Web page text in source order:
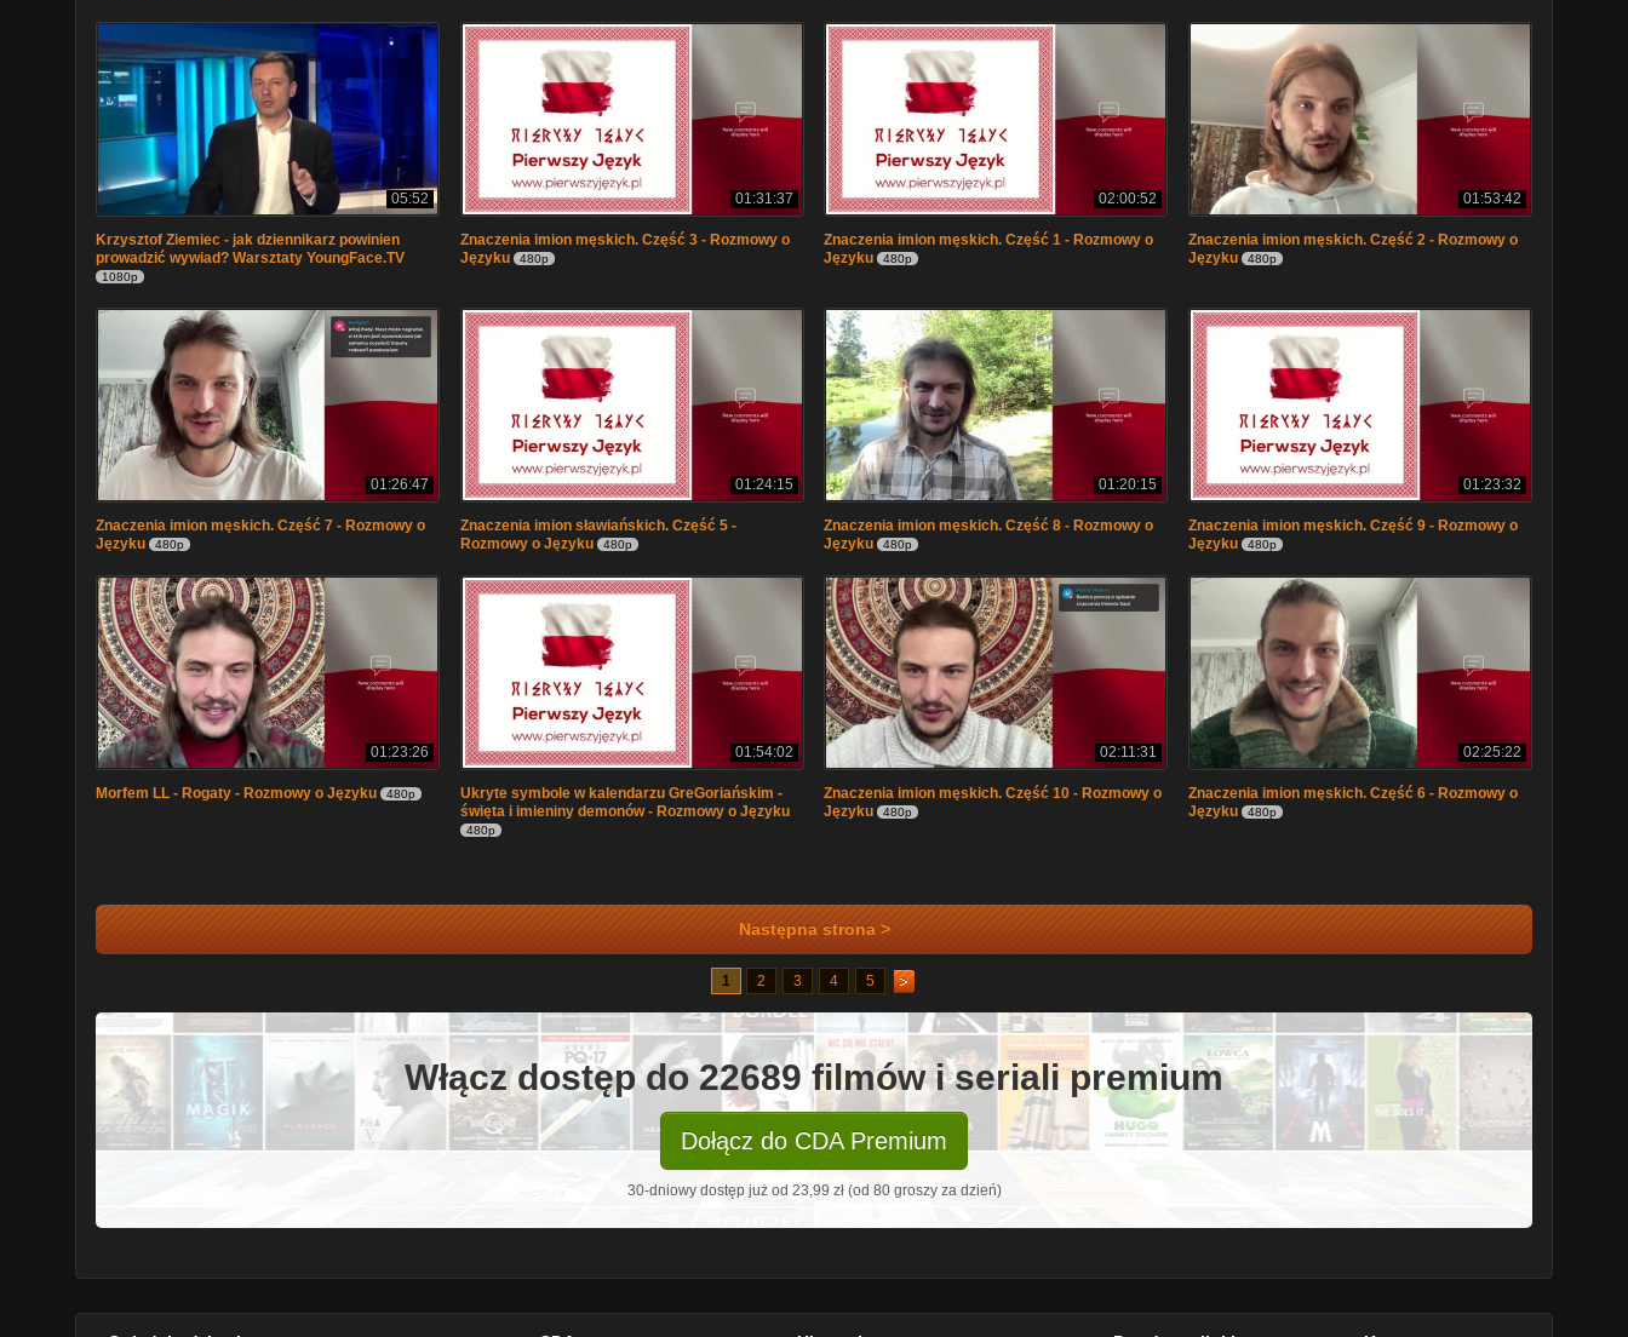
05:52
Krzysztof Ziemiec - jak dziennikarz powinien
prowadzić wywiad? Warsztaty YoungFace.TV
1080p
01:31:37
Znaczenia imion męskich. Część 3 - Rozmowy o
Języku
480p
02:00:52
Znaczenia imion męskich. Część 1 - Rozmowy o
Języku
480p
01:53:42
Znaczenia imion męskich. Część 2 - Rozmowy o
Języku
480p
01:26:47
Znaczenia imion męskich. Część 7 - Rozmowy o
Języku
480p
01:24:15
Znaczenia imion sławiańskich. Część 5 -
Rozmowy o Języku
480p
01:20:15
Znaczenia imion męskich. Część 8 - Rozmowy o
Języku
480p
01:23:32
Znaczenia imion męskich. Część 9 - Rozmowy o
Języku
480p
01:23:26
Morfem LL - Rogaty - Rozmowy o Języku 480p
01:54:02
Ukryte symbole w kalendarzu GreGoriańskim -
święta i imieniny demonów - Rozmowy o Języku
480p
02:11:31
Znaczenia imion męskich. Część 10 - Rozmowy o
Języku
480p
02:25:22
Znaczenia imion męskich. Część 6 - Rozmowy o
Języku
480p
Następna strona >
1 2 3 4 5
Włącz dostęp do 22689 filmów i seriali premium
Dołącz do CDA Premium
30-dniowy dostęp już od 23,99 zł (od 80 groszy za dzień)